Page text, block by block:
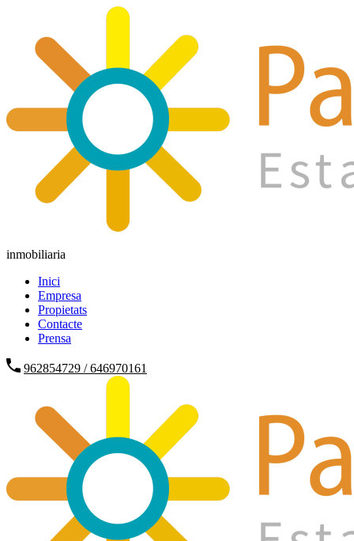
inmobiliaria
Inici
Empresa
Propietats
Contacte
Prensa
962854729 / 646970161